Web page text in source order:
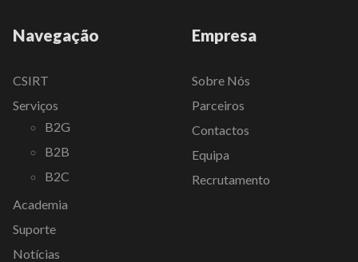
Navegação
CSIRT
Serviços
B2G
B2B
B2C
Academia
Suporte
Notícias
Empresa
Sobre Nós
Parceiros
Contactos
Equipa
Recrutamento